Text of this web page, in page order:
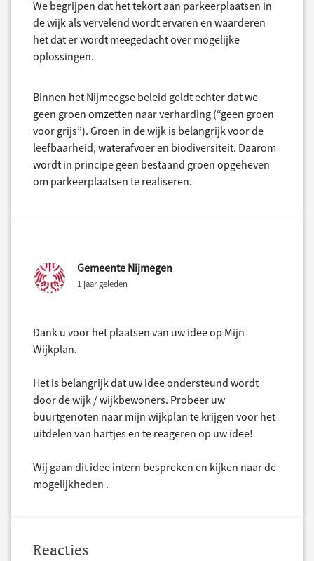
We begrijpen dat het tekort aan parkeerplaatsen in
de wijk als vervelend wordt ervaren en waarderen
het dat er wordt meegedacht over mogelijke
oplossingen.
Binnen het Nijmeegse beleid geldt echter dat we
geen groen omzetten naar verharding (“geen groen
voor grijs”). Groen in de wijk is belangrijk voor de
leefbaarheid, waterafvoer en biodiversiteit. Daarom
wordt in principe geen bestaand groen opgeheven
om parkeerplaatsen te realiseren.
Gemeente Nijmegen
1 jaar geleden
Dank u voor het plaatsen van uw idee op Mijn
Wijkplan.
Het is belangrijk dat uw idee ondersteund wordt
door de wijk / wijkbewoners. Probeer uw
buurtgenoten naar mijn wijkplan te krijgen voor het
uitdelen van hartjes en te reageren op uw idee!
Wij gaan dit idee intern bespreken en kijken naar de
mogelijkheden .
Reacties